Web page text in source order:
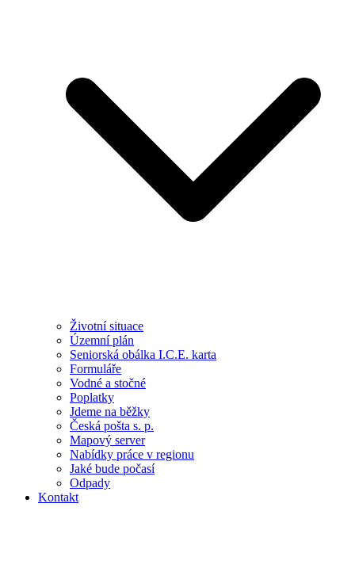
Životní situace
Územní plán
Seniorská obálka I.C.E. karta
Formuláře
Vodné a stočné
Poplatky
Jdeme na běžky
Česká pošta s. p.
Mapový server
Nabídky práce v regionu
Jaké bude počasí
Odpady
Kontakt